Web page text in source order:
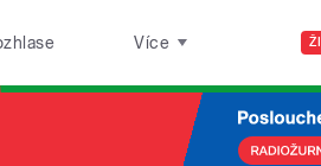
Více